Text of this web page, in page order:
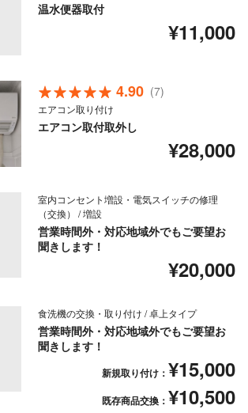
温水便器取付
¥11,000
4.90 (7)
エアコン取り付け
エアコン取付取外し
¥28,000
室内コンセント増設・電気スイッチの修理
（交換） / 増設
営業時間外・対応地域外でもご要望お
聞きします！
¥20,000
食洗機の交換・取り付け / 卓上タイプ
営業時間外・対応地域外でもご要望お
聞きします！
新規取り付け： ¥15,000
既存商品交換： ¥10,500